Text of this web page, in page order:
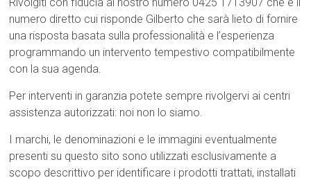
numero diretto cui risponde Gilberto che sarà lieto di fornire
una risposta basata sulla professionalità e l’esperienza
programmando un intervento tempestivo compatibilmente
con la sua agenda.
Per interventi in garanzia potete sempre rivolgervi ai centri
assistenza autorizzati: noi non lo siamo.
I marchi, le denominazioni e le immagini eventualmente
presenti su questo sito sono utilizzati esclusivamente a
scopo descrittivo per identificare i prodotti trattati, installati